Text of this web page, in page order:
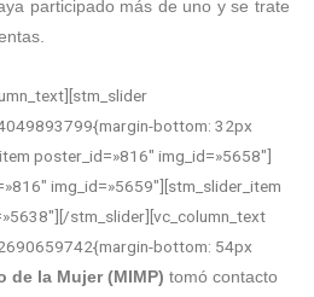
participado más de uno y se trate
bottom: 32px
poster_id=»816″ img_id=»5658″]
img_id=»5659″][stm_slider_item
stm_slider][vc_column_text
bottom: 54px
de la Mujer (MIMP) tomó contacto